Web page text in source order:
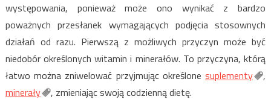
występowania, ponieważ może ono wynikać z bardzo
poważnych przesłanek wymagających podjęcia stosownych
działań od razu. Pierwszą z możliwych przyczyn może być
niedobór określonych witamin i minerałów. To przyczyna, którą
łatwo można zniwelować przyjmując określonesuplementy
,
minerały
, zmieniając swoją codzienną dietę.